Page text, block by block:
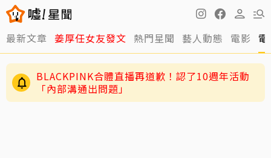
最新文章 姜厚任女友發文 熱門星聞 藝人動態 電影
BLACKPINK合體直播再道歉！認了10週年活動
「內部溝通出問題」